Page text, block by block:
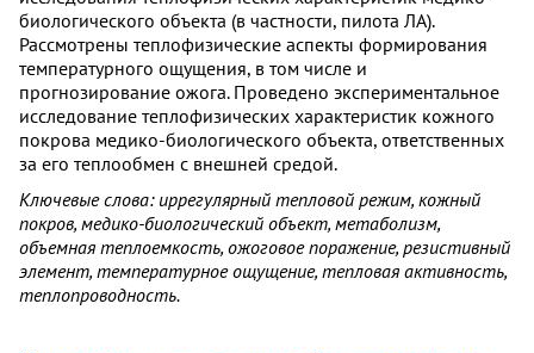
биологического объекта (в частности, пилота ЛА).
Рассмотрены теплофизические аспекты формирования
температурного ощущения, в том числе и
прогнозирование ожога. Проведено экспериментальное
исследование теплофизических характеристик кожного
покрова медико-биологического объекта, ответственных
за его теплообмен с внешней средой.
Ключевые слова: иррегулярный тепловой режим, кожный
покров, медико-биологический объект, метаболизм,
объемная теплоемкость, ожоговое поражение, резистивный
элемент, температурное ощущение, тепловая активность,
теплопроводность.